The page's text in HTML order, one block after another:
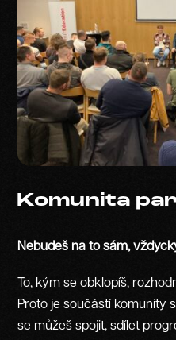
Komunita
Nebudeš na to sám,
To, kým se obklopíš,
Proto je součástí komunity
se můžeš spojit, sdílet